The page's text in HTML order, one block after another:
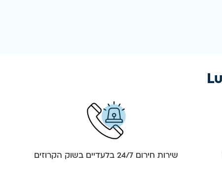
שירות חירום 24/7 בלעדיים בשוק הקרוזים